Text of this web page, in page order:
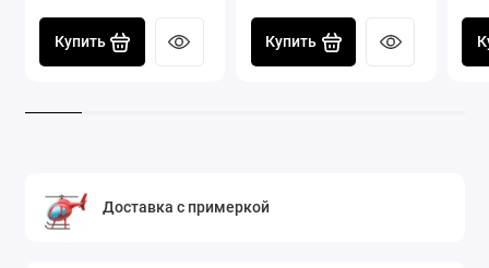
Купить Купить
Доставка с примеркой